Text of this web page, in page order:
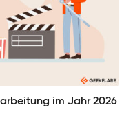
im Jahr 2026